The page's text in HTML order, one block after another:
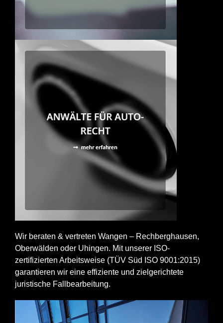
Wir beraten & vertreten Wangen – Rechberghausen,
Oberwälden oder Uhingen. Mit unserer ISO-
zertifizierten Arbeitsweise (TÜV Süd ISO 9001:2015)
garantieren wir eine effiziente und zielgerichtete
juristische Fallbearbeitung.